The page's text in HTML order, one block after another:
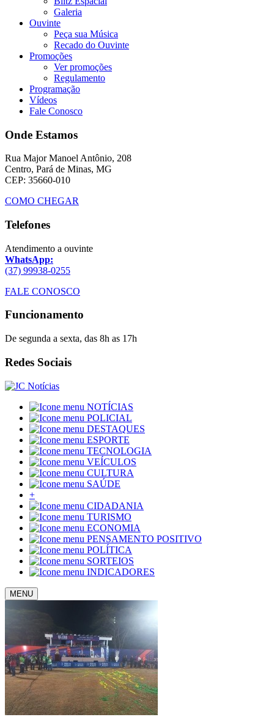
Galeria
Ouvinte
Peça sua Música
Recado do Ouvinte
Promoções
Ver promoções
Regulamento
Programação
Vídeos
Fale Conosco
Onde Estamos
Rua Major Manoel Antônio, 208
Centro, Pará de Minas, MG
CEP: 35660-010
COMO CHEGAR
Telefones
Atendimento a ouvinte
WhatsApp:
(37) 99938-0255
FALE CONOSCO
Funcionamento
De segunda a sexta, das 8h as 17h
Redes Sociais
NOTÍCIAS
POLICIAL
DESTAQUES
ESPORTE
TECNOLOGIA
VEÍCULOS
CULTURA
SAÚDE
+
CIDADANIA
TURISMO
ECONOMIA
PENSAMENTO POSITIVO
POLÍTICA
SORTEIOS
INDICADORES
MENU